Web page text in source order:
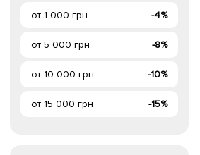
от 1 000 грн -4%
от 5 000 грн -8%
от 10 000 грн -10%
от 15 000 грн -15%